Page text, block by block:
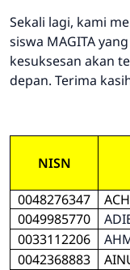
Sekali lagi, kami
siswa MAGITA
kesuksesan akan
depan. Terima
NISN
0048276347
0049985770
0033112206
0042368883